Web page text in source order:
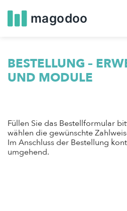
main
BESTELLUNG –
UND MODULE
Füllen Sie das Bestellformular
wählen die gewünschte
Im Anschluss der Bestellung
umgehend.